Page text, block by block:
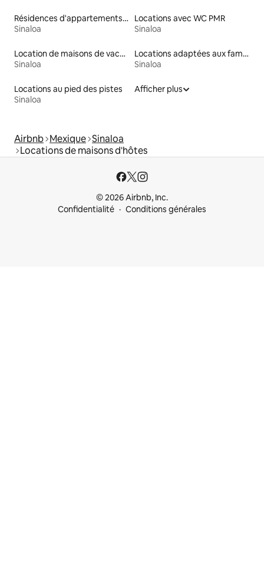
Résidences d'appartements en location
Sinaloa
Locations avec WC PMR
Sinaloa
Location de maisons de vacances
Sinaloa
Locations adaptées aux familles
Sinaloa
Locations au pied des pistes
Sinaloa
Afficher plus
Airbnb Mexique Sinaloa
Locations de maisons d'hôtes
© 2026 Airbnb, Inc.
Confidentialité
Conditions générales